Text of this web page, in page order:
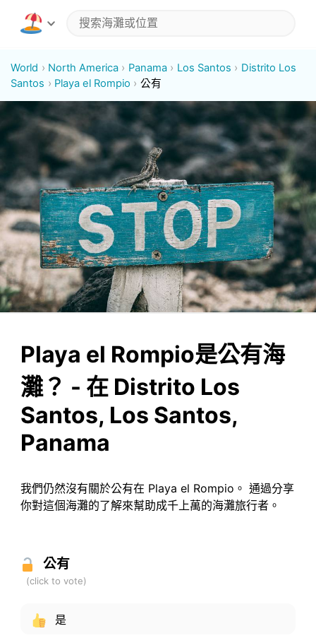
World North America Panama Los Santos
Distrito Los
Santos
Playa el Rompio 公有
Playa el Rompio是公有海
灘？ - 在 Distrito Los
Santos, Los Santos,
Panama
我們仍然沒有關於公有在 Playa el Rompio。 通過分享
你對這個海灘的了解來幫助成千上萬的海灘旅行者。
公有
是